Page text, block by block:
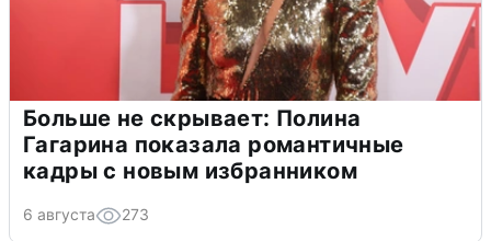
Больше не скрывает: Полина
Гагарина показала романтичные
кадры с новым избранником
6 августа 273